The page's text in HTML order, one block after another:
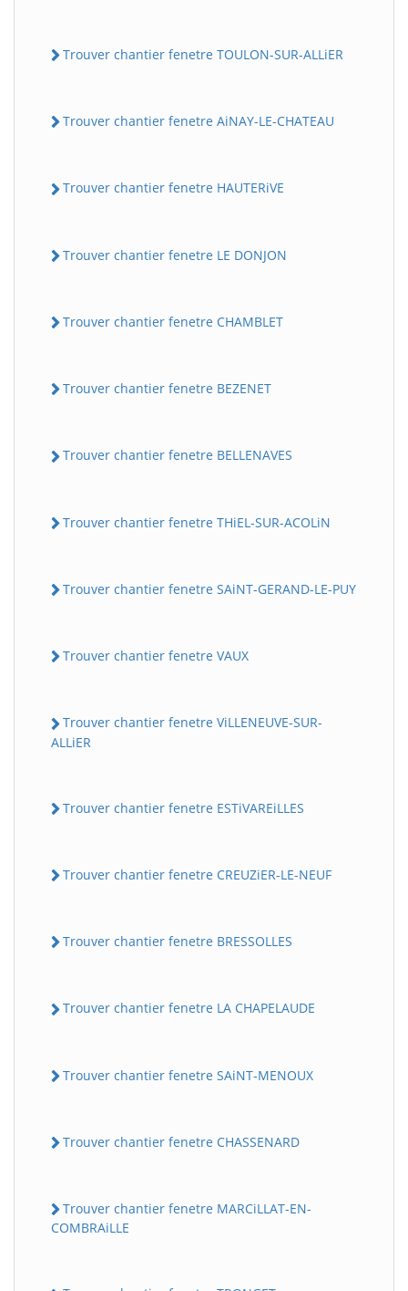
Trouver chantier fenetre TOULON-SUR-ALLiER
Trouver chantier fenetre AiNAY-LE-CHATEAU
Trouver chantier fenetre HAUTERiVE
Trouver chantier fenetre LE DONJON
Trouver chantier fenetre CHAMBLET
Trouver chantier fenetre BEZENET
Trouver chantier fenetre BELLENAVES
Trouver chantier fenetre THiEL-SUR-ACOLiN
Trouver chantier fenetre SAiNT-GERAND-LE-PUY
Trouver chantier fenetre VAUX
Trouver chantier fenetre ViLLENEUVE-SUR-
ALLiER
Trouver chantier fenetre ESTiVAREiLLES
Trouver chantier fenetre CREUZiER-LE-NEUF
Trouver chantier fenetre BRESSOLLES
Trouver chantier fenetre LA CHAPELAUDE
Trouver chantier fenetre SAiNT-MENOUX
Trouver chantier fenetre CHASSENARD
Trouver chantier fenetre MARCiLLAT-EN-
COMBRAiLLE